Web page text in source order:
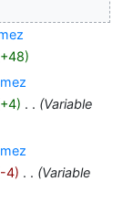
+48
+4
Variable
-4
Variable